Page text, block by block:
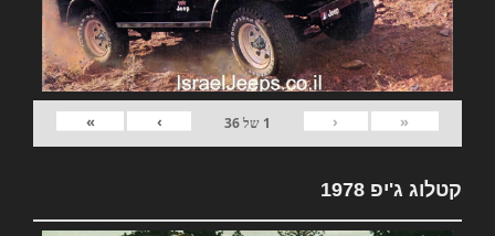
«
‹
1 של36
›
»
קטלוג ג'יפ 1978